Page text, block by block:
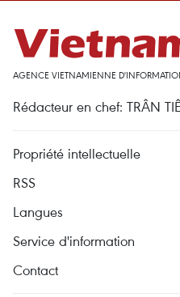
AGENCE VIETNAMIENNE
Rédacteur en chef: TRÂN
Propriété intellectuelle
RSS
Langues
Service d'information
Contact